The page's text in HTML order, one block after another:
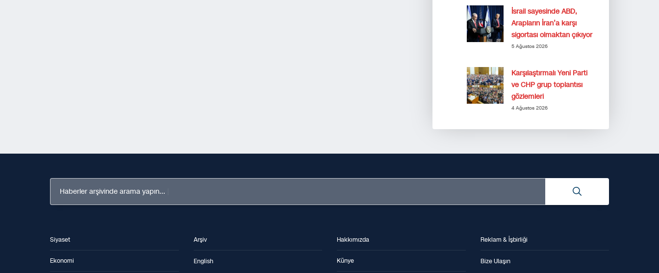
İsrail sayesinde ABD,
Arapların İran’a karşı
sigortası olmaktan çıkıyor
5 Ağustos 2026
Karşılaştırmalı Yeni Parti
ve CHP grup toplantısı
gözlemleri
4 Ağustos 2026
Haberler arşivinde arama yapın...
Siyaset
Ekonomi
Arşiv
English
Hakkımızda
Künye
Reklam & İşbirliği
Bize Ulaşın